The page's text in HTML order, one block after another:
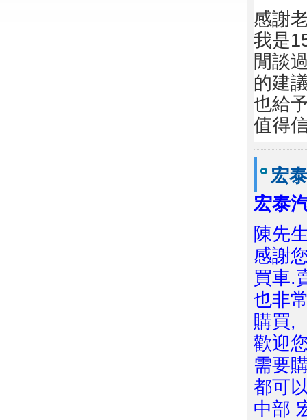
感謝
我是
閒談
的建
也給
值得
宏
宏泰
陳先
感謝
買車.
也非
購買,
歡迎
需要
都可
中部